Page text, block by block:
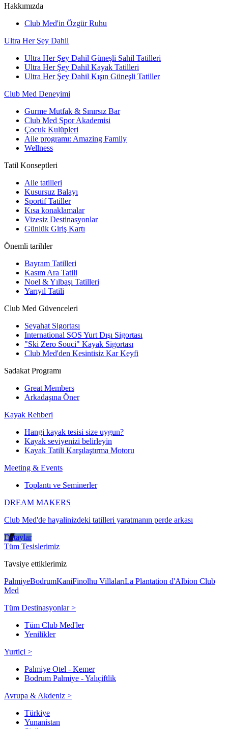
Hakkımızda
Club Med'in Özgür Ruhu
Ultra Her Şey Dahil
Ultra Her Şey Dahil Güneşli Sahil Tatilleri
Ultra Her Şey Dahil Kayak Tatilleri
Ultra Her Şey Dahil Kışın Güneşli Tatiller
Club Med Deneyimi
Gurme Mutfak & Sınırsız Bar
Club Med Spor Akademisi
Çocuk Kulüpleri
Aile programı: Amazing Family
Wellness
Tatil Konseptleri
Aile tatilleri
Kusursuz Balayı
Sportif Tatiller
Kısa konaklamalar
Vizesiz Destinasyonlar
Günlük Giriş Kartı
Önemli tarihler
Bayram Tatilleri
Kasım Ara Tatili
Noel & Yılbaşı Tatilleri
Yarıyıl Tatili
Club Med Güvenceleri
Seyahat Sigortası
International SOS Yurt Dışı Sigortası
"Ski Zero Souci" Kayak Sigortası
Club Med'den Kesintisiz Kar Keyfi
Sadakat Programı
Great Members
Arkadaşına Öner
Kayak Rehberi
Hangi kayak tesisi size uygun?
Kayak seviyenizi belirleyin
Kayak Tatili Karşılaştırma Motoru
Meeting & Events
Toplantı ve Seminerler
DREAM MAKERS
Club Med'de hayalinizdeki tatilleri yaratmanın perde arkası
Detaylar
Tüm Tesislerimiz
Tavsiye ettiklerimiz
PalmiyeBodrumKaniFinolhu VillalarıLa Plantation d'Albion Club
Med
Tüm Destinasyonlar >
Tüm Club Med'ler
Yenilikler
Yurtiçi >
Palmiye Otel - Kemer
Bodrum Palmiye - Yalıçiftlik
Avrupa & Akdeniz >
Türkiye
Yunanistan